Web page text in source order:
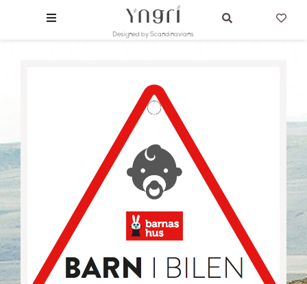
Designed by Scandinavians